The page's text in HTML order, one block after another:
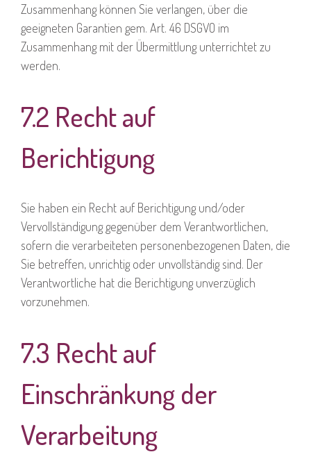
Zusammenhang können Sie verlangen, über die
geeigneten Garantien gem. Art. 46 DSGVO im
Zusammenhang mit der Übermittlung unterrichtet zu
werden.
7.2 Recht auf
Berichtigung
Sie haben ein Recht auf Berichtigung und/oder
Vervollständigung gegenüber dem Verantwortlichen,
sofern die verarbeiteten personenbezogenen Daten, die
Sie betreffen, unrichtig oder unvollständig sind. Der
Verantwortliche hat die Berichtigung unverzüglich
vorzunehmen.
7.3 Recht auf
Einschränkung der
Verarbeitung